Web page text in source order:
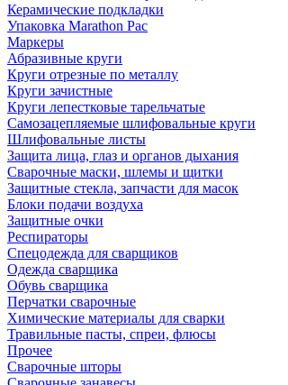
Керамические подкладки
Упаковка Marathon Pac
Маркеры
Абразивные круги
Круги отрезные по металлу
Круги зачистные
Круги лепестковые тарельчатые
Самозацепляемые шлифовальные круги
Шлифовальные листы
Защита лица, глаз и органов дыхания
Сварочные маски, шлемы и щитки
Защитные стекла, запчасти для масок
Блоки подачи воздуха
Защитные очки
Респираторы
Спецодежда для сварщиков
Одежда сварщика
Обувь сварщика
Перчатки сварочные
Химические материалы для сварки
Травильные пасты, спреи, флюсы
Прочее
Сварочные шторы